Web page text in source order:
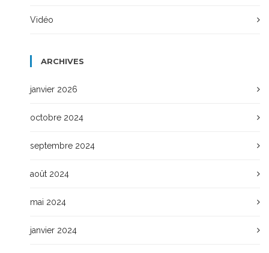
Vidéo
ARCHIVES
janvier 2026
octobre 2024
septembre 2024
août 2024
mai 2024
janvier 2024